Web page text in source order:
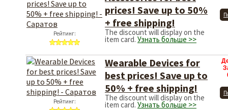
Рейтинг:
prices! Save up to 50%
+ free shipping!
The discount will display on the
item card. Узнать больше >>
Рейтинг:
Wearable Devices for
best prices! Save up to
50% + free shipping!
The discount will display on the
item card. Узнать больше >>